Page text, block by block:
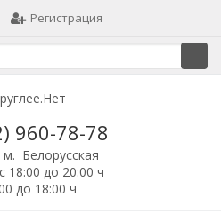
Регистрация
960-78-78
Белорусская
до 20:00 ч
до 18:00 ч